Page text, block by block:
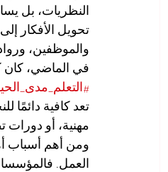
النظريات، بل
تحويل الأفكار
والموظفين،
في الماضي، كان
تعد كافية دائمًا
مهنية، أو
ومن أهم أسباب
العمل.